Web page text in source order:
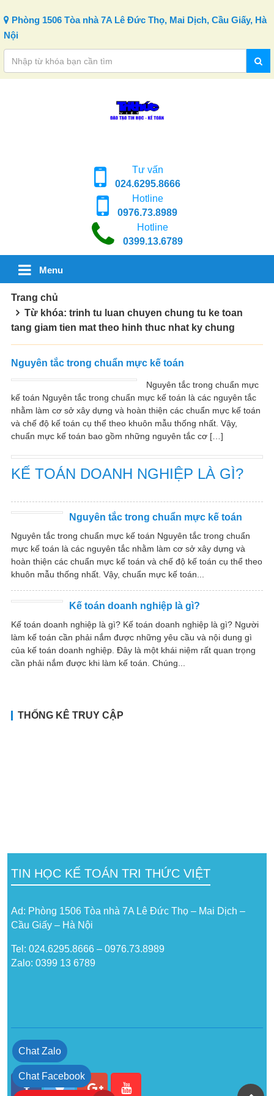
Phòng 1506 Tòa nhà 7A Lê Đức Thọ, Mai Dịch, Cầu Giấy, Hà
Nội
Tư vấn
024.6295.8666
Hotline
0976.73.8989
Hotline
0399.13.6789
Menu
Trang chủ
Từ khóa: trinh tu luan chuyen chung tu ke toan
tang giam tien mat theo hinh thuc nhat ky chung
Nguyên tắc trong chuẩn mực kế toán
Nguyên tắc trong chuẩn mực
kế toán Nguyên tắc trong chuẩn mực kế toán là các nguyên tắc
nhằm làm cơ sở xây dựng và hoàn thiện các chuẩn mực kế toán
và chế độ kế toán cụ thể theo khuôn mẫu thống nhất. Vậy,
chuẩn mực kế toán bao gồm những nguyên tắc cơ […]
KẾ TOÁN DOANH NGHIỆP LÀ GÌ?
Nguyên tắc trong chuẩn mực kế toán
Nguyên tắc trong chuẩn mực kế toán Nguyên tắc trong chuẩn
mực kế toán là các nguyên tắc nhằm làm cơ sở xây dựng và
hoàn thiện các chuẩn mực kế toán và chế độ kế toán cụ thể theo
khuôn mẫu thống nhất. Vậy, chuẩn mực kế toán...
Kế toán doanh nghiệp là gì?
Kế toán doanh nghiệp là gì? Kế toán doanh nghiệp là gì? Người
làm kế toán cần phải nắm được những yêu cầu và nội dung gì
của kế toán doanh nghiệp. Đây là một khái niệm rất quan trọng
cần phải nắm được khi làm kế toán. Chúng...
THỐNG KÊ TRUY CẬP
TIN HỌC KẾ TOÁN TRI THỨC VIỆT
Ad: Phòng 1506 Tòa nhà 7A Lê Đức Thọ – Mai Dịch –
Cầu Giấy – Hà Nội
Tel: 024.6295.8666 – 0976.73.8989
Zalo: 0399 13 6789
Chat Zalo
Chat Facebook